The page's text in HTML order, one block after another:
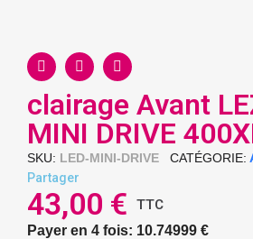
clairage Avant
MINI DRIVE
SKU LED-MINI-DRIVE CATÉGORIE
Partager
43,00 € TTC
Payer en 4 fois: 10.74999 €